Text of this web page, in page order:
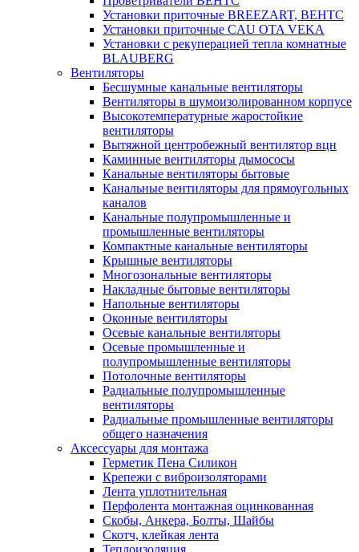
Установки приточные BREEZART, ВЕНТС
Установки приточные CAU OTA VEKA
Установки с рекуперацией тепла комнатные
BLAUBERG
Вентиляторы
Бесшумные канальные вентиляторы
Вентиляторы в шумоизолированном корпусе
Высокотемпературные жаростойкие
вентиляторы
Вытяжной центробежный вентилятор вцн
Каминные вентиляторы дымососы
Канальные вентиляторы бытовые
Канальные вентиляторы для прямоугольных
каналов
Канальные полупромышленные и
промышленные вентиляторы
Компактные канальные вентиляторы
Крышные вентиляторы
Многозональные вентиляторы
Накладные бытовые вентиляторы
Напольные вентиляторы
Оконные вентиляторы
Осевые канальные вентиляторы
Осевые промышленные и
полупромышленные вентиляторы
Потолочные вентиляторы
Радиальные полупромышленные
вентиляторы
Радиальные промышленные вентиляторы
общего назначения
Аксессуары для монтажа
Герметик Пена Силикон
Крепежи с виброизоляторами
Лента уплотнительная
Перфолента монтажная оцинкованная
Скобы, Анкера, Болты, Шайбы
Скотч, клейкая лента
Теплоизоляция